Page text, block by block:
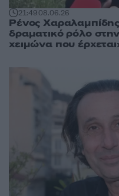
21:4908.06.26
Ρένος
δραματικό ρόλο
χειμώνα που